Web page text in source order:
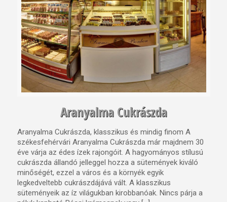
Aranyalma Cukrászda
Aranyalma Cukrászda, klasszikus és mindig finom A
székesfehérvári Aranyalma Cukrászda már majdnem 30
éve várja az édes ízek rajongóit. A hagyományos stílusú
cukrászda állandó jelleggel hozza a sütemények kiváló
minőségét, ezzel a város és a környék egyik
legkedveltebb cukrászdájává vált. A klasszikus
süteményeik az íz világukban kirobbanóak. Nincs párja a